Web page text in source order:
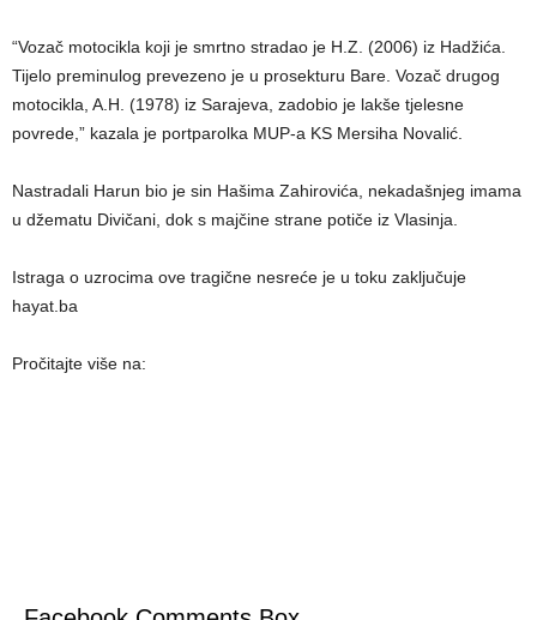
“Vozač motocikla koji je smrtno stradao je H.Z. (2006) iz Hadžića.
Tijelo preminulog prevezeno je u prosekturu Bare. Vozač drugog
motocikla, A.H. (1978) iz Sarajeva, zadobio je lakše tjelesne
povrede,” kazala je portparolka MUP-a KS Mersiha Novalić.
Nastradali Harun bio je sin Hašima Zahirovića, nekadašnjeg imama
u džematu Divičani, dok s majčine strane potiče iz Vlasinja.
Istraga o uzrocima ove tragične nesreće je u toku zaključuje
hayat.ba
Pročitajte više na: